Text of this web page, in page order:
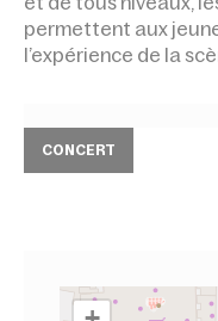
permettent aux
l’expérience de la
CONCERT